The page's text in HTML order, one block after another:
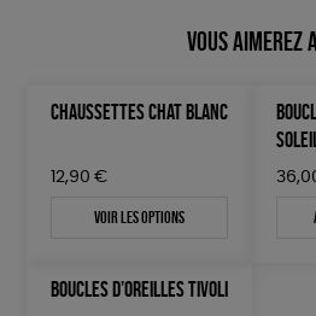
Vous aimerez
CHAUSSETTES CHAT BLANC
12,90 €
Voir les options
BOUCLES D’OREILLES TIVOLI